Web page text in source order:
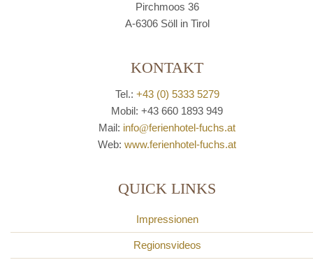
Pirchmoos 36
A-6306 Söll in Tirol
KONTAKT
Tel.: +43 (0) 5333 5279
Mobil: +43 660 1893 949
Mail: info@ferienhotel-fuchs.at
Web: www.ferienhotel-fuchs.at
QUICK LINKS
Impressionen
Regionsvideos